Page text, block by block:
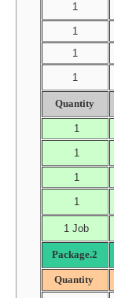
1
1
1
1
Quantity
1
1
1
1
1 Job
Package.2
Quantity